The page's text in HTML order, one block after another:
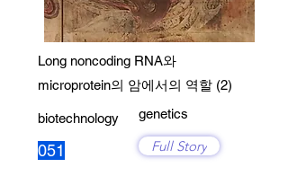
Long noncoding RNA와
microprotein의 암에서의 역할 (2)
biotechnology
051
genetics
Full Story